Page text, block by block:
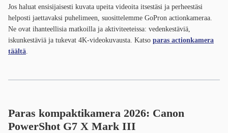
Jos haluat ensisijaisesti kuvata upeita videoita itsestäsi ja perheestäsi
helposti jaettavaksi puhelimeen, suosittelemme GoPron actionkameraa.
Ne ovat ihanteellisia matkoilla ja aktiviteeteissa: vedenkestäviä,
iskunkestäviä ja tukevat 4K-videokuvausta. Katso paras actionkamera
täältä.
Paras kompaktikamera 2026: Canon
PowerShot G7 X Mark III